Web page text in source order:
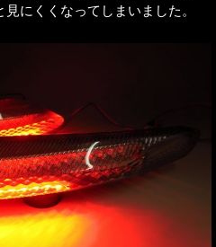
にくくなってしまいました。